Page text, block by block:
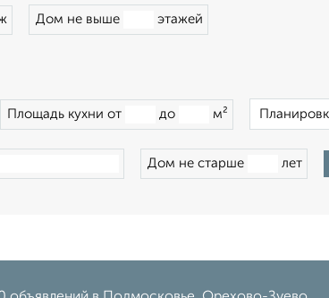
Дом не выше этажей
Площадь кухни от до м²
Дом не старше лет